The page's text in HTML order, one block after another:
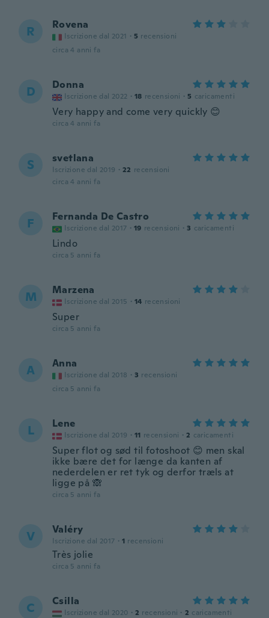
R Rovena
Iscrizione dal 2021 · 5 recensioni
circa 4 anni fa
D Donna
Iscrizione dal 2022 · 18 recensioni · 5 caricamenti
Very happy and come very quickly 😊
circa 4 anni fa
S svetlana
Iscrizione dal 2019 · 22 recensioni
circa 4 anni fa
F Fernanda De Castro
Iscrizione dal 2017 · 19 recensioni · 3 caricamenti
Lindo
circa 5 anni fa
M Marzena
Iscrizione dal 2015 · 14 recensioni
Super
circa 5 anni fa
A Anna
Iscrizione dal 2018 · 3 recensioni
circa 5 anni fa
L Lene
Iscrizione dal 2019 · 11 recensioni · 2 caricamenti
Super flot og sød til fotoshoot 😊 men skal
ikke bære det for længe da kanten af
nederdelen er ret tyk og derfor træls at
ligge på 🙈
circa 5 anni fa
V Valéry
Iscrizione dal 2017 · 1 recensioni
Très jolie
circa 5 anni fa
C Csilla
Iscrizione dal 2020 · 2 recensioni · 2 caricamenti